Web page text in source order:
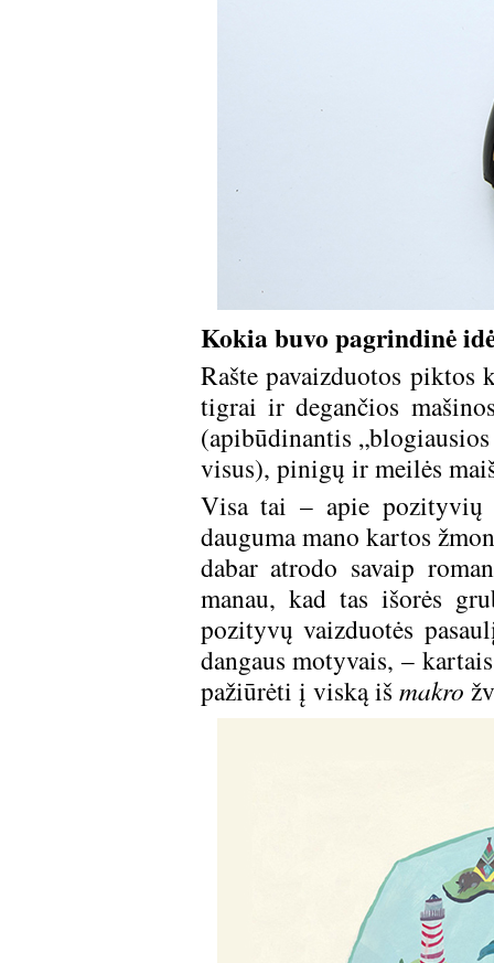
Kokia buvo pagrindinė
Rašte pavaizduotos
tigrai ir degančios
(apibūdinantis
visus), pinigų ir meilės
Visa tai – apie pozityvių
dauguma mano kartos
dabar atrodo savaip
manau, kad tas išorės
pozityvų vaizduotės
dangaus motyvais, –
pažiūrėti į viską iš makro